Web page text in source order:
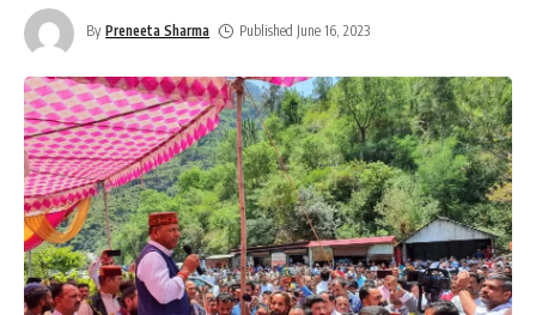
By Preneeta Sharma Published June 16, 2023